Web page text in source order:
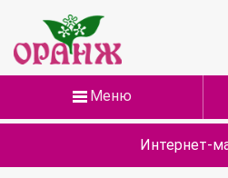
Меню
Интернет-